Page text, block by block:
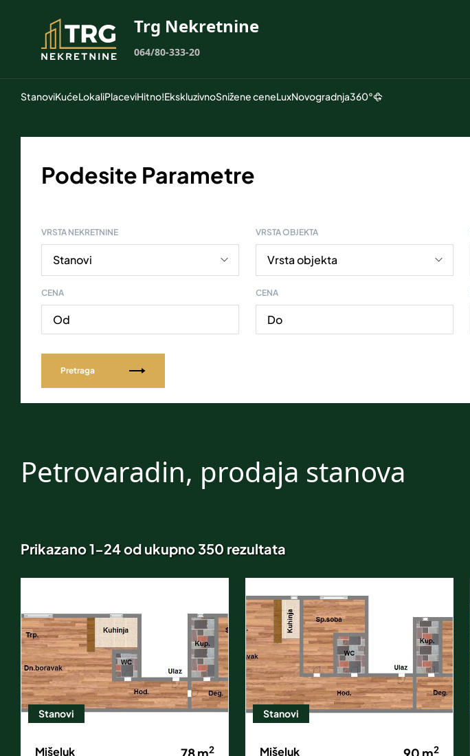
Trg Nekretnine
064/80-333-20
StanoviKućeLokaliPlaceviHitno!EkskluzivnoSnižene ceneLuxNovogradnja360°
Podesite Parametre
VRSTA NEKRETNINE VRSTA OBJEKTA
CENA CENA
Pretraga
Petrovaradin, prodaja stanova
Prikazano 1-24 od ukupno 350 rezultata
Stanovi
Mišeluk 2
Stanovi
Mišeluk 2